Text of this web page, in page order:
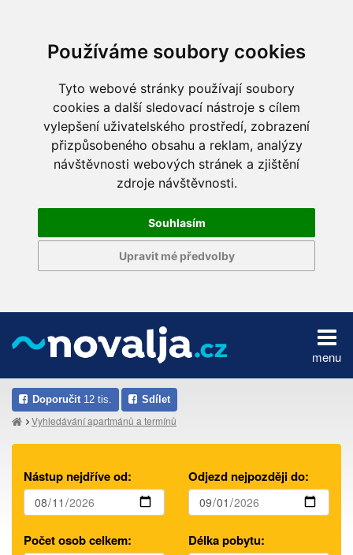
Používáme soubory cookies
Tyto webové stránky používají soubory
cookies a další sledovací nástroje s cílem
vylepšení uživatelského prostředí, zobrazení
přizpůsobeného obsahu a reklam, analýzy
návštěvnosti webových stránek a zjištění
zdroje návštěvnosti.
Souhlasím
Upravit mé předvolby
menu
Doporučit 12 tis. Sdílet
Vyhledávání apartmánů a termínů
Nástup nejdříve od: Odjezd nejpozději do:
Počet osob celkem: Délka pobytu: